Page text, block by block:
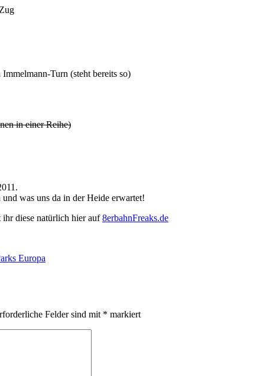
Turn (steht bereits so)
in einer Reihe)
was uns da in der Heide erwartet!
diese natürlich hier auf8erbahnFreaks.de
Europa
Felder sind mit * markiert